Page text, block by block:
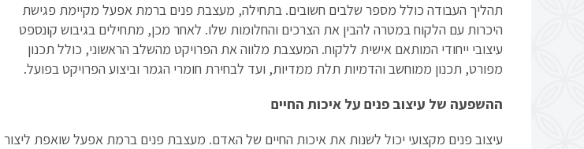
תהליך העבודה כולל מספר שלבים חשובים. בתחילה, מעצבת פנים ברמת אפעל מקיימת פגישת
היכרות עם הלקוח במטרה להבין את הצרכים והחלומות שלו. לאחר מכן, מתחילים בגיבוש קונספט
עיצובי ייחודי המותאם אישית ללקוח. המעצבת מלווה את הפרויקט מהשלב הראשוני, כולל תכנון
מפורט, תכנון ממוחשב והדמיות תלת ממדיות, ועד לבחירת חומרי הגמר וביצוע הפרויקט בפועל.
ההשפעה של עיצוב פנים על איכות החיים
עיצוב פנים מקצועי יכול לשנות את איכות החיים של האדם. מעצבת פנים ברמת אפעל שואפת ליצור